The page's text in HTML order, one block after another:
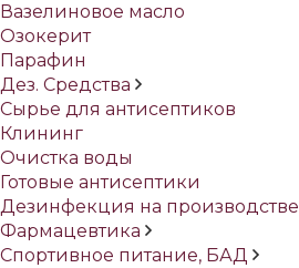
Вазелиновое масло
Озокерит
Парафин
Дез. Средства
Сырье для антисептиков
Клининг
Очистка воды
Готовые антисептики
Дезинфекция на производстве
Фармацевтика
Спортивное питание, БАД